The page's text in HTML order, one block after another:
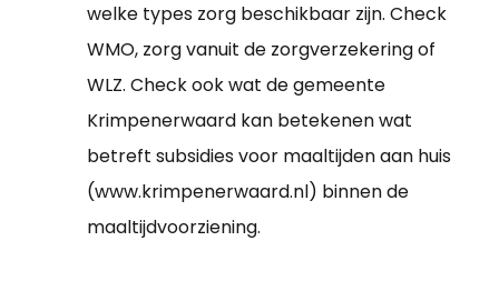
welke types zorg beschikbaar zijn. Check
WMO, zorg vanuit de zorgverzekering of
WLZ. Check ook wat de gemeente
Krimpenerwaard kan betekenen wat
betreft subsidies voor maaltijden aan huis
(www.krimpenerwaard.nl) binnen de
maaltijdvoorziening.